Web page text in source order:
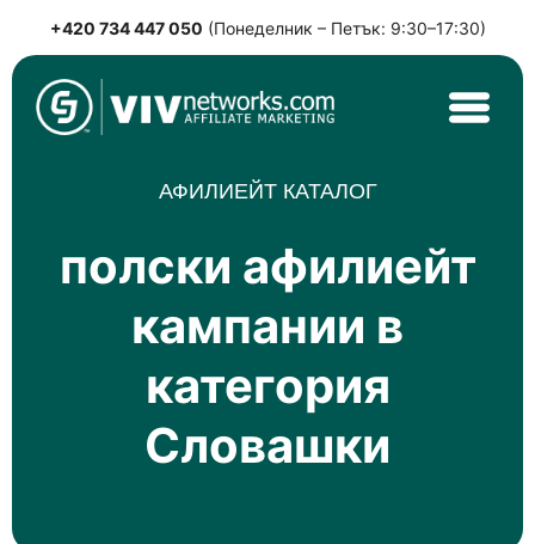
Skip
to
content
+420 734 447 050 (Понеделник – Петък: 9:30–17:30)
VIVnetworks.com
Nejvýkonnější affiliate síť v CEE
АФИЛИЕЙТ КАТАЛОГ
полски афилиейт
кампании в
категория
Словашки